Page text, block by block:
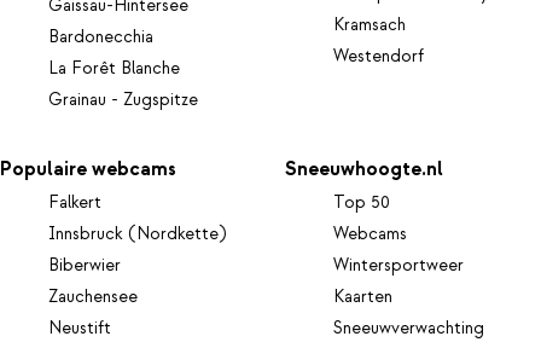
Gaissau-Hintersee
Bardonecchia
La Forêt Blanche
Grainau - Zugspitze
Kramsach
Westendorf
Populaire webcams
Falkert
Innsbruck (Nordkette)
Biberwier
Zauchensee
Neustift
Sneeuwhoogte.nl
Top 50
Webcams
Wintersportweer
Kaarten
Sneeuwverwachting